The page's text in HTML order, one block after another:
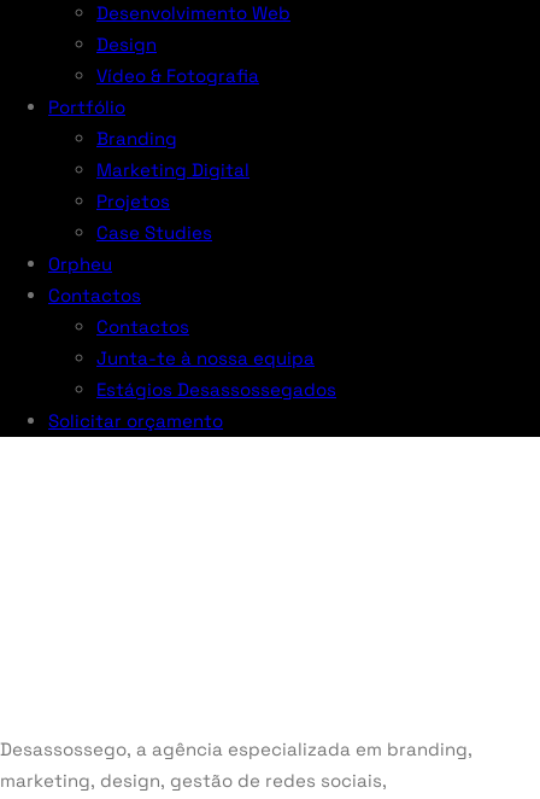
Desenvolvimento Web
Design
Vídeo & Fotografia
Portfólio
Branding
Marketing Digital
Projetos
Case Studies
Orpheu
Contactos
Contactos
Junta-te à nossa equipa
Estágios Desassossegados
Solicitar orçamento
Desassossego, a agência especializada em branding,
marketing, design, gestão de redes sociais,